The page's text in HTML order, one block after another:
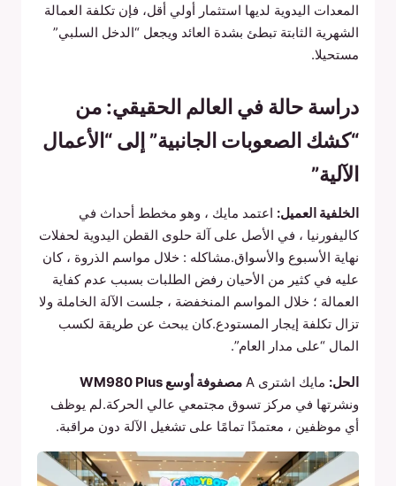
المعدات اليدوية لديها استثمار أولي أقل، فإن تكلفة العمالة
الشهرية الثابتة تبطئ بشدة العائد ويجعل “الدخل السلبي”
مستحيلا.
دراسة حالة في العالم الحقيقي: من
“كشك الصعوبات الجانبية” إلى “الأعمال
الآلية”
الخلفية العميل: اعتمد مايك ، وهو مخطط أحداث في
كاليفورنيا ، في الأصل على آلة حلوى القطن اليدوية لحفلات
نهاية الأسبوع والأسواق.مشاكله : خلال مواسم الذروة ، كان
عليه في كثير من الأحيان رفض الطلبات بسبب عدم كفاية
العمالة ؛ خلال المواسم المنخفضة ، جلست الآلة الخاملة ولا
تزال تكلفة إيجار المستودع.كان يبحث عن طريقة لكسب
المال “على مدار العام”.
الحل: مايك اشترى A
مصفوفة أوسع WM980 Plus
ونشرتها في مركز تسوق مجتمعي عالي الحركة.لم يوظف
أي موظفين ، معتمدًا تمامًا على تشغيل الآلة دون مراقبة.